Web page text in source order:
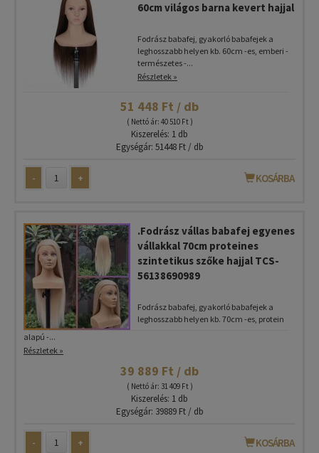
60cm világos barna kevert hajjal
Fodrász babafej, gyakorló babafejek a
leghosszabb helyen kb. 60cm -es, emberi -
természetes -...
Részletek »
51 448 Ft / db
( Nettó ár: 40 510 Ft )
Kiszerelés: 1 db
Egységár: 51448 Ft / db
- + KOSÁRBA
.Fodrász vállas babafej egyenes
vállakkal 70cm proteines
szintetikus szőke hajjal TCS-
56138690989
Fodrász babafej, gyakorló babafejek a
leghosszabb helyen kb. 70cm -es, protein
alapú -...
Részletek »
39 889 Ft / db
( Nettó ár: 31 409 Ft )
Kiszerelés: 1 db
Egységár: 39889 Ft / db
- + KOSÁRBA